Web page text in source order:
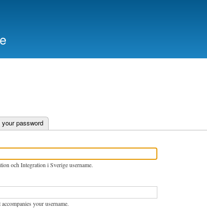
your password
och Integration i Sverige username.
your username.